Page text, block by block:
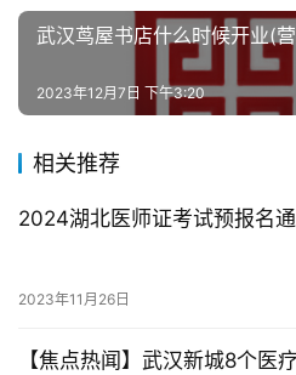
滚
动
生
百
科
科
武汉茑屋书店什么时候开业(
2023年12月7日 下午3:20
相关推荐
2024湖北医师证考试预报名
2023年11月26日
【焦点热闻】武汉新城8个医